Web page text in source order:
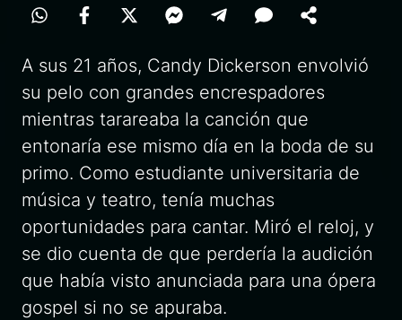
A sus 21 años, Candy Dickerson envolvió
su pelo con grandes encrespadores
mientras tarareaba la canción que
entonaría ese mismo día en la boda de su
primo. Como estudiante universitaria de
música y teatro, tenía muchas
oportunidades para cantar. Miró el reloj, y
se dio cuenta de que perdería la audición
que había visto anunciada para una ópera
gospel si no se apuraba.